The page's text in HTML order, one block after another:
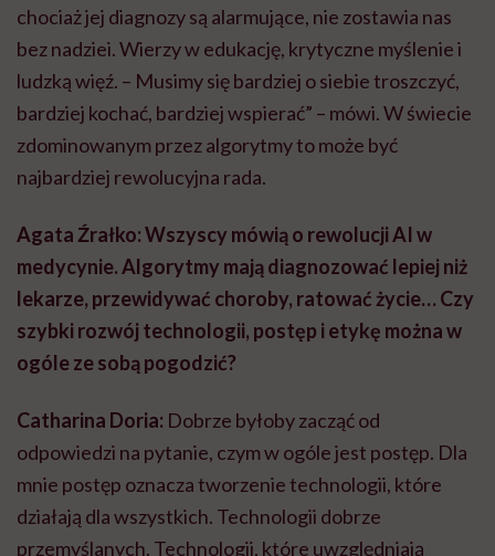
chociaż jej diagnozy są alarmujące, nie zostawia nas
bez nadziei. Wierzy w edukację, krytyczne myślenie i
ludzką więź. – Musimy się bardziej o siebie troszczyć,
bardziej kochać, bardziej wspierać” – mówi. W świecie
zdominowanym przez algorytmy to może być
najbardziej rewolucyjna rada.
Agata Źrałko: Wszyscy mówią o rewolucji AI w
medycynie. Algorytmy mają diagnozować lepiej niż
lekarze, przewidywać choroby, ratować życie… Czy
szybki rozwój technologii, postęp i etykę można w
ogóle ze sobą pogodzić?
Catharina Doria: Dobrze byłoby zacząć od
odpowiedzi na pytanie, czym w ogóle jest postęp. Dla
mnie postęp oznacza tworzenie technologii, które
działają dla wszystkich. Technologii dobrze
przemyślanych. Technologii, które uwzględniają